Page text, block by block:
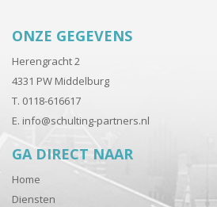
ONZE GEGEVENS
Herengracht 2
4331 PW Middelburg
T. 0118-616617
E. info@schulting-partners.nl
GA DIRECT NAAR
Home
Diensten